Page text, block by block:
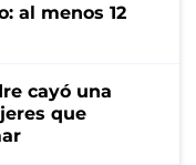
al menos 12
cayó una
que